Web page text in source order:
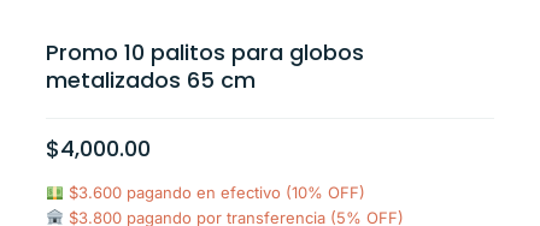
Promo 10 palitos para globos
metalizados 65 cm
$4,000.00
$3.600 pagando en efectivo (10% OFF)
$3.800 pagando por transferencia (5% OFF)